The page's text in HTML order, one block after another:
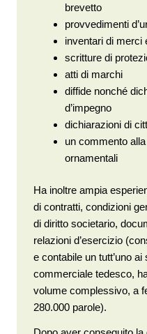
brevetto
provvedimenti
inventari di merci
scritture di
atti di marchi
diffide nonché
d’impegno
dichiarazioni di
un commento
ornamentali
Ha inoltre ampia
di contratti, condizioni
di diritto societario,
relazioni d’esercizio
e contabile un tutt’uno
commerciale tedesco,
volume complessivo, a
280.000 parole).